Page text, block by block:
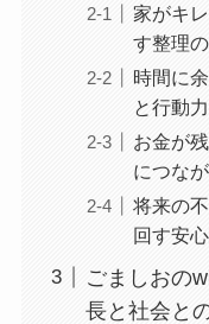
家がキ
す整理
時間に
と行動力
お金が
につな
将来の
回す安
ごましおの
長と社会と